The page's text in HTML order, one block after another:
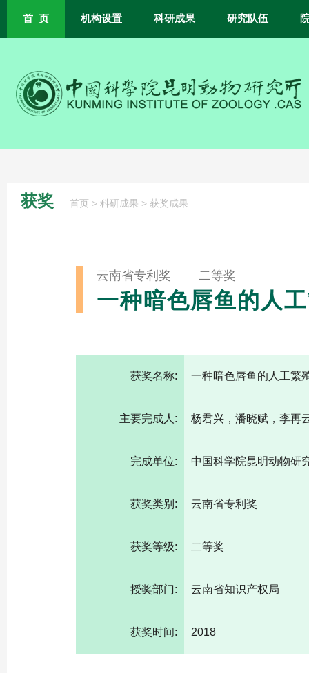
首 页 机构设置 科研成果 研究队伍
获奖 首页 > 科研成果 > 获奖成果
云南省专利奖 二等奖
一种暗色唇鱼的人
获奖名称: 一种暗色唇鱼的人工繁
主要完成人: 杨君兴，潘晓赋，李再
完成单位: 中国科学院昆明动物研
获奖类别: 云南省专利奖
获奖等级: 二等奖
授奖部门: 云南省知识产权局
获奖时间: 2018